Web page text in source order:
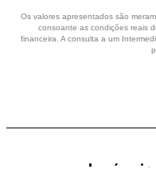
Os valores apresentados são
consoante as condições reais
financeira. A consulta a um